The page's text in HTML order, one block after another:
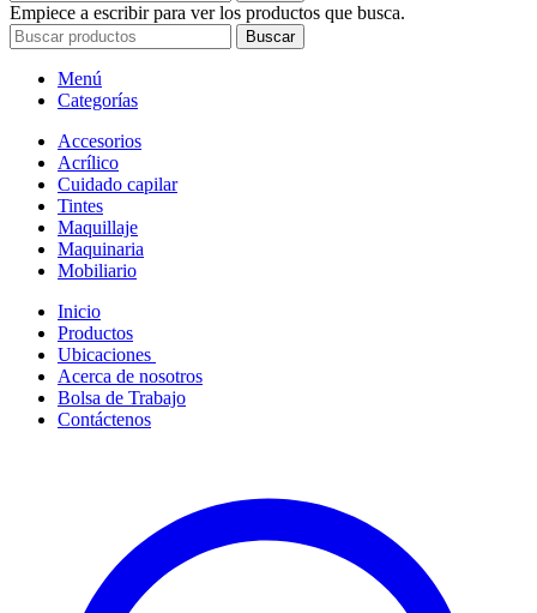
Empiece a escribir para ver los productos que busca.
Buscar
Menú
Categorías
Accesorios
Acrílico
Cuidado capilar
Tintes
Maquillaje
Maquinaria
Mobiliario
Inicio
Productos
Ubicaciones
Acerca de nosotros
Bolsa de Trabajo
Contáctenos